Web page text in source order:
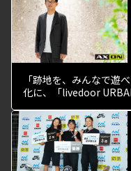
「跡地を、みんなで遊
化に、「livedoor